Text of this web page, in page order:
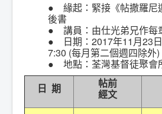
● 緣起 ：緊接《帖撒羅
後書
● 講員：由仕光弟兄作每
● 日期：2017年11月23
7:30 (每月第二個週四除外)
● 地點：荃灣基督徒聚會
日 期
帖前
經文